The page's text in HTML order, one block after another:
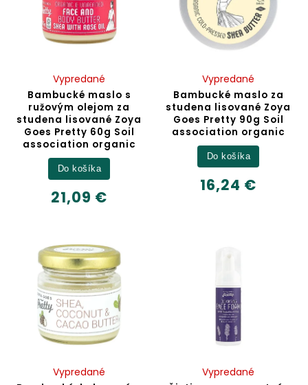
Bambucké maslo s
ružovým olejom za
studena lisované Zoya
Goes Pretty 60g Soil
association organic
Vypredané
21,09 €
Do košíka
Bambucké maslo za
studena lisované Zoya
Goes Pretty 90g Soil
association organic
Vypredané
16,24 €
Do košíka
Vypredané Vypredané